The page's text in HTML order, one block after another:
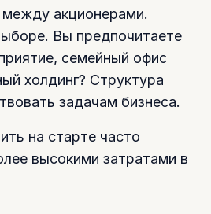
между акционерами.
Вы предпочитаете
семейный офис
холдинг? Структура
задачам бизнеса.
на старте часто
высокими затратами в